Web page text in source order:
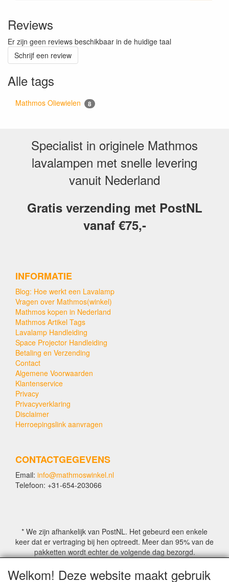
Reviews
Er zijn geen reviews beschikbaar in de huidige taal
Schrijf een review
Alle tags
Mathmos Oliewielen 8
Specialist in originele Mathmos
lavalampen met snelle levering
vanuit Nederland
Gratis verzending met PostNL
vanaf €75,-
INFORMATIE
Blog: Hoe werkt een Lavalamp
Vragen over Mathmos(winkel)
Mathmos kopen in Nederland
Mathmos Artikel Tags
Lavalamp Handleiding
Space Projector Handleiding
Betaling en Verzending
Contact
Algemene Voorwaarden
Klantenservice
Privacy
Privacyverklaring
Disclaimer
Herroepingslink aanvragen
CONTACTGEGEVENS
Email: info@mathmoswinkel.nl
Telefoon: +31-654-203066
* We zijn afhankelijk van PostNL. Het gebeurd een enkele
keer dat er vertraging bij hen optreedt. Meer dan 95% van de
pakketten wordt echter de volgende dag bezorgd.
Welkom! Deze website maakt gebruik